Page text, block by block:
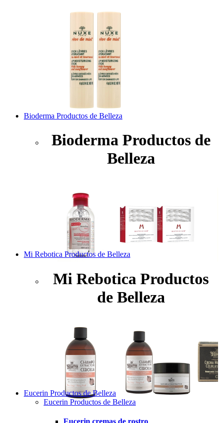
Bioderma Productos de Belleza
Bioderma Productos de
Belleza
Mi Rebotica Productos de Belleza
Mi Rebotica Productos
de Belleza
Eucerin Productos de Belleza
Eucerin Productos de Belleza
Eucerin cremas de rostro